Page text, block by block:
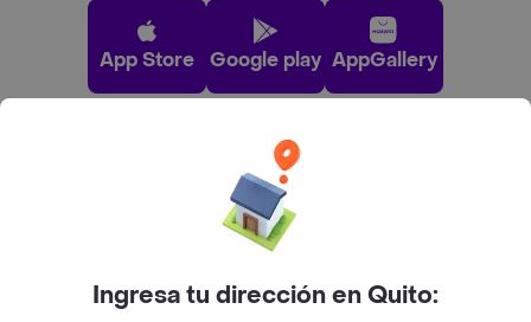
App Store Google play AppGallery
Pide tu comida favorita cerca de ti
Ingresa tu dirección en Quito: